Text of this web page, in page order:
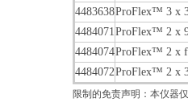
4483638ProFlex™ 3 x
4484071ProFlex™ 2 x
4484074ProFlex™ 2 x
4484072ProFlex™ 2 x
限制的免责声明：本仪器